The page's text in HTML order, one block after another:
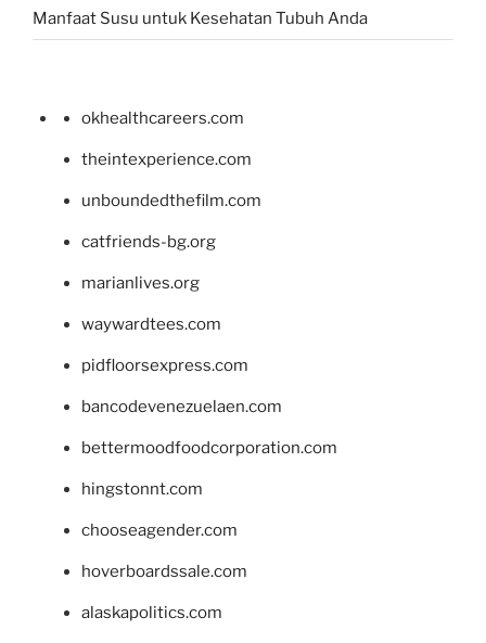
Manfaat Susu untuk Kesehatan Tubuh Anda
okhealthcareers.com
theintexperience.com
unboundedthefilm.com
catfriends-bg.org
marianlives.org
waywardtees.com
pidfloorsexpress.com
bancodevenezuelaen.com
bettermoodfoodcorporation.com
hingstonnt.com
chooseagender.com
hoverboardssale.com
alaskapolitics.com